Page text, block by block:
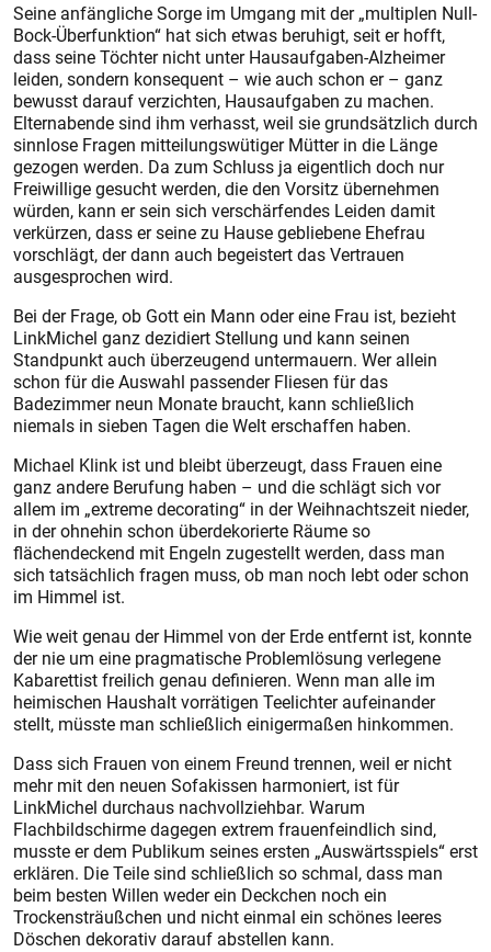
Seine anfängliche Sorge im Umgang mit der „multiplen Null-
Bock-Überfunktion“ hat sich etwas beruhigt, seit er hofft,
dass seine Töchter nicht unter Hausaufgaben-Alzheimer
leiden, sondern konsequent – wie auch schon er – ganz
bewusst darauf verzichten, Hausaufgaben zu machen.
Elternabende sind ihm verhasst, weil sie grundsätzlich durch
sinnlose Fragen mitteilungswütiger Mütter in die Länge
gezogen werden. Da zum Schluss ja eigentlich doch nur
Freiwillige gesucht werden, die den Vorsitz übernehmen
würden, kann er sein sich verschärfendes Leiden damit
verkürzen, dass er seine zu Hause gebliebene Ehefrau
vorschlägt, der dann auch begeistert das Vertrauen
ausgesprochen wird.
Bei der Frage, ob Gott ein Mann oder eine Frau ist, bezieht
LinkMichel ganz dezidiert Stellung und kann seinen
Standpunkt auch überzeugend untermauern. Wer allein
schon für die Auswahl passender Fliesen für das
Badezimmer neun Monate braucht, kann schließlich
niemals in sieben Tagen die Welt erschaffen haben.
Michael Klink ist und bleibt überzeugt, dass Frauen eine
ganz andere Berufung haben – und die schlägt sich vor
allem im „extreme decorating“ in der Weihnachtszeit nieder,
in der ohnehin schon überdekorierte Räume so
flächendeckend mit Engeln zugestellt werden, dass man
sich tatsächlich fragen muss, ob man noch lebt oder schon
im Himmel ist.
Wie weit genau der Himmel von der Erde entfernt ist, konnte
der nie um eine pragmatische Problemlösung verlegene
Kabarettist freilich genau definieren. Wenn man alle im
heimischen Haushalt vorrätigen Teelichter aufeinander
stellt, müsste man schließlich einigermaßen hinkommen.
Dass sich Frauen von einem Freund trennen, weil er nicht
mehr mit den neuen Sofakissen harmoniert, ist für
LinkMichel durchaus nachvollziehbar. Warum
Flachbildschirme dagegen extrem frauenfeindlich sind,
musste er dem Publikum seines ersten „Auswärtsspiels“ erst
erklären. Die Teile sind schließlich so schmal, dass man
beim besten Willen weder ein Deckchen noch ein
Trockensträußchen und nicht einmal ein schönes leeres
Döschen dekorativ darauf abstellen kann.